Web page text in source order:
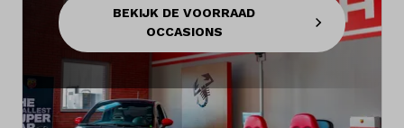
BEKIJK DE VOORRAAD
OCCASIONS